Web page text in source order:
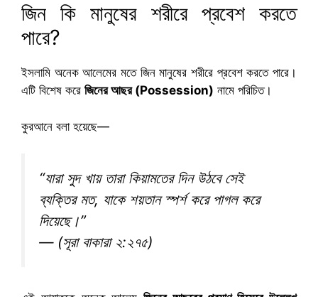
জিন কি মানুষের শরীরে প্রবেশ করতে
পারে?
ইসলামি অনেক আলেমের মতে জিন মানুষের শরীরে প্রবেশ করতে পারে।
এটি বিশেষ করে জিনের আছর (Possession) নামে পরিচিত।
কুরআনে বলা হয়েছে—
“যারা সুদ খায় তারা কিয়ামতের দিন উঠবে সেই
ব্যক্তির মত, যাকে শয়তান স্পর্শ করে পাগল করে
দিয়েছে।”
— (সূরা বাকারা ২:২৭৫)